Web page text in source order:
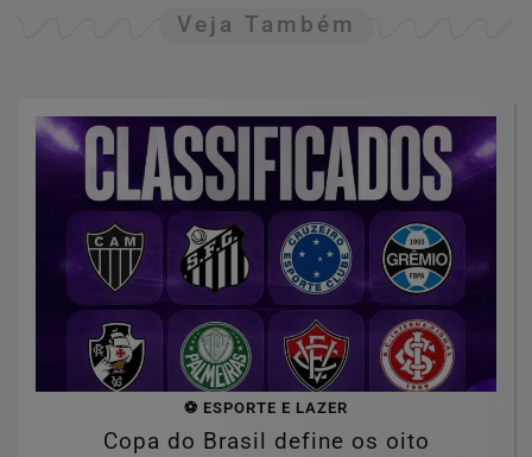
Veja Também
⚽ ESPORTE E LAZER
Copa do Brasil define os oito